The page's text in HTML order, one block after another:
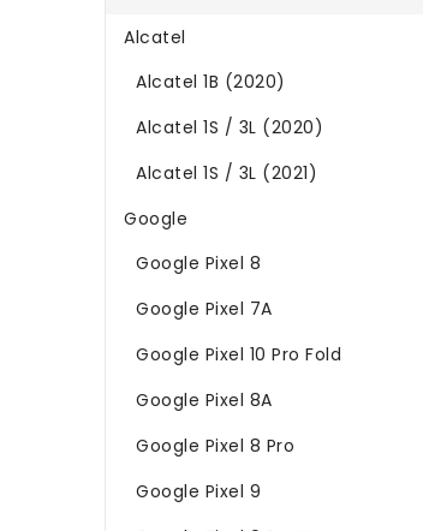
Alcatel
Alcatel 1B (2020)
Alcatel 1S / 3L (2020)
Alcatel 1S / 3L (2021)
Google
Google Pixel 8
Google Pixel 7A
Google Pixel 10 Pro Fold
Google Pixel 8A
Google Pixel 8 Pro
Google Pixel 9